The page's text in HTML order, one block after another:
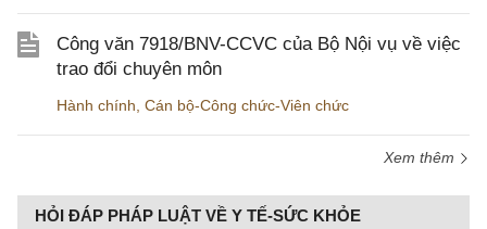
Công văn 7918/BNV-CCVC của Bộ Nội vụ về việc
trao đổi chuyên môn
Hành chính Cán bộ-Công chức-Viên chức
Xem thêm
HỎI ĐÁP PHÁP LUẬT VỀ Y TẾ-SỨC KHỎE